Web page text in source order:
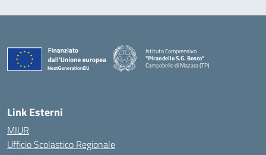
Istituto Comprensivo
"Pirandello S.G. Bosco"
Campobello di Mazara (TP)
— Visita la pagina iniziale della scuola
Link Esterni
MIUR
Ufficio Scolastico Regionale